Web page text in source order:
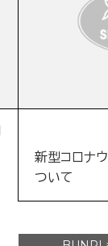
新型コロナ
ついて